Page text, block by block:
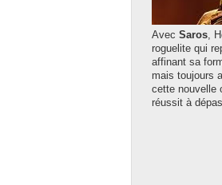
Avec Saros,
roguelite qui
affinant sa
mais toujours
cette nouvelle
réussit à